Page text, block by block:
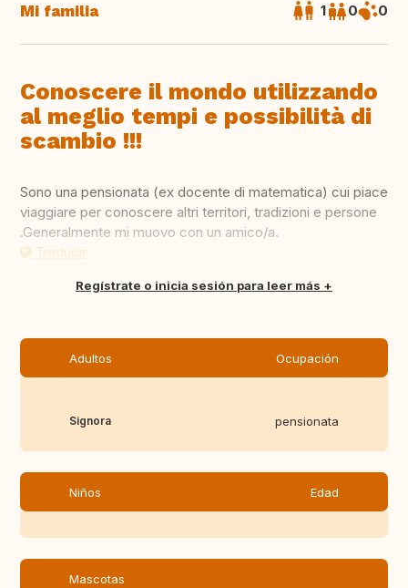
Mi familia 1 0 0
Conoscere il mondo utilizzando
al meglio tempi e possibilità di
scambio !!!
Sono una pensionata (ex docente di matematica) cui piace
viaggiare per conoscere altri territori, tradizioni e persone
.Generalmente mi muovo con un amico/a.
Traducir
Regístrate o inicia sesión para leer más
Adultos Ocupación
Signora pensionata
Niños Edad
Mascotas